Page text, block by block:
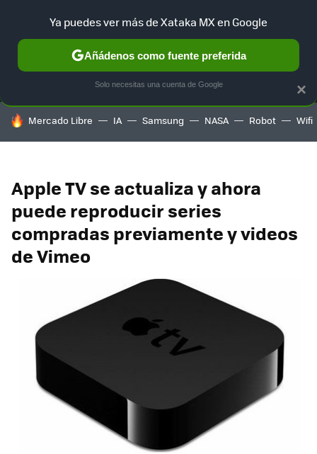
MENÚ NUEVO
GAMING HOME AUTO
HOY SE HABLA DE
Mercado Libre IA Samsung NASA Robot Wifi
Apple TV se actualiza y ahora
puede reproducir series
compradas previamente y videos
de Vimeo
×
Ya puedes ver más de Xataka MX en Google
Añádenos como fuente preferida
Solo necesitas una cuenta de Google